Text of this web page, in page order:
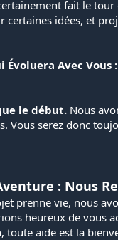
fait le
certaines idées, et
Évoluera Avec Vous :
le début. Nous
Vous serez donc
: Nous
prenne vie, nous
heureux de vous
toute aide est la